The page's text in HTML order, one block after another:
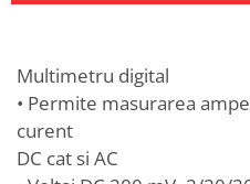
Multimetru digital
• Permite masurarea
curent
DC cat si AC